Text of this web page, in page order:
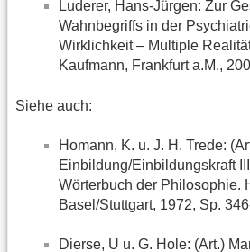
Luderer, Hans-Jürgen: Zur
Wahnbegriffs in der
Wirklichkeit – Multiple
Kaufmann, Frankfurt a.M.,
Siehe auch:
Homann, K. u. J. H. Trede:
Einbildung/Einbildungskraft
Wörterbuch der Philosophie.
Basel/Stuttgart, 1972, Sp.
Dierse, U u. G. Hole: (Art.)